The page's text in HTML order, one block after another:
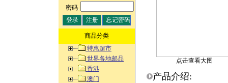
密码:
商品分类
特惠超市
世界各地邮品
香港
澳门
点击查看大图
产品介绍: